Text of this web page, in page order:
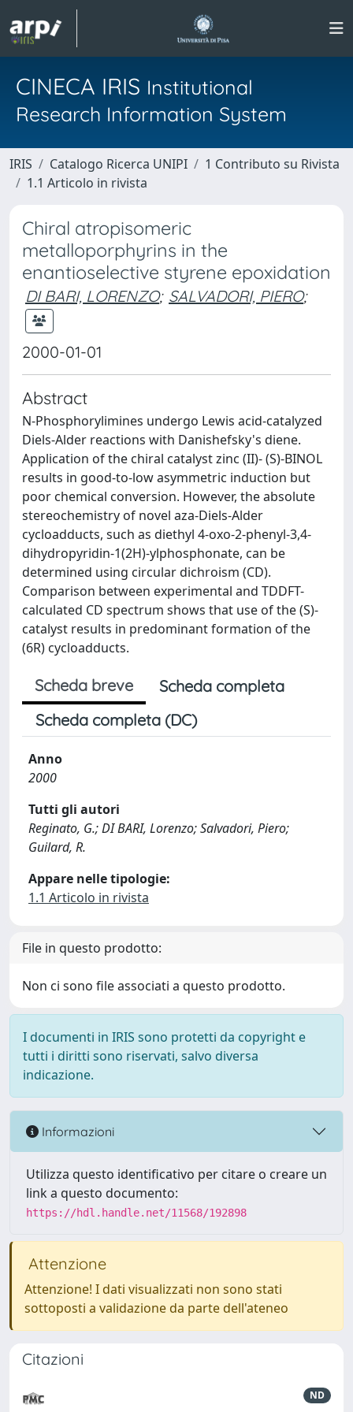
CINECA IRIS Institutional
Research Information System
IRIS Catalogo Ricerca UNIPI
1 Contributo su Rivista
1.1 Articolo in rivista
Chiral atropisomeric
metalloporphyrins in the
enantioselective styrene epoxidation
DI BARI, LORENZO; SALVADORI, PIERO;
2000-01-01
Abstract
N-Phosphorylimines undergo Lewis acid-catalyzed
Diels-Alder reactions with Danishefsky's diene.
Application of the chiral catalyst zinc (II)- (S)-BINOL
results in good-to-low asymmetric induction but
poor chemical conversion. However, the absolute
stereochemistry of novel aza-Diels-Alder
cycloadducts, such as diethyl 4-oxo-2-phenyl-3,4-
dihydropyridin-1(2H)-ylphosphonate, can be
determined using circular dichroism (CD).
Comparison between experimental and TDDFT-
calculated CD spectrum shows that use of the (S)-
catalyst results in predominant formation of the
(6R) cycloadducts.
Scheda breve
Scheda completa
Scheda completa (DC)
Anno
2000
Tutti gli autori
Reginato, G.; DI BARI, Lorenzo; Salvadori, Piero;
Guilard, R.
Appare nelle tipologie:
1.1 Articolo in rivista
File in questo prodotto:
Non ci sono file associati a questo prodotto.
I documenti in IRIS sono protetti da copyright e
tutti i diritti sono riservati, salvo diversa
indicazione.
Informazioni
Utilizza questo identificativo per citare o creare un
link a questo documento:
https://hdl.handle.net/11568/192898
Attenzione
Attenzione! I dati visualizzati non sono stati
sottoposti a validazione da parte dell'ateneo
Citazioni
ND